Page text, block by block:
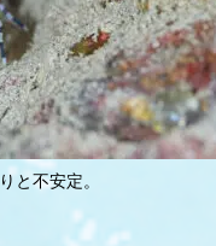
と不安定。